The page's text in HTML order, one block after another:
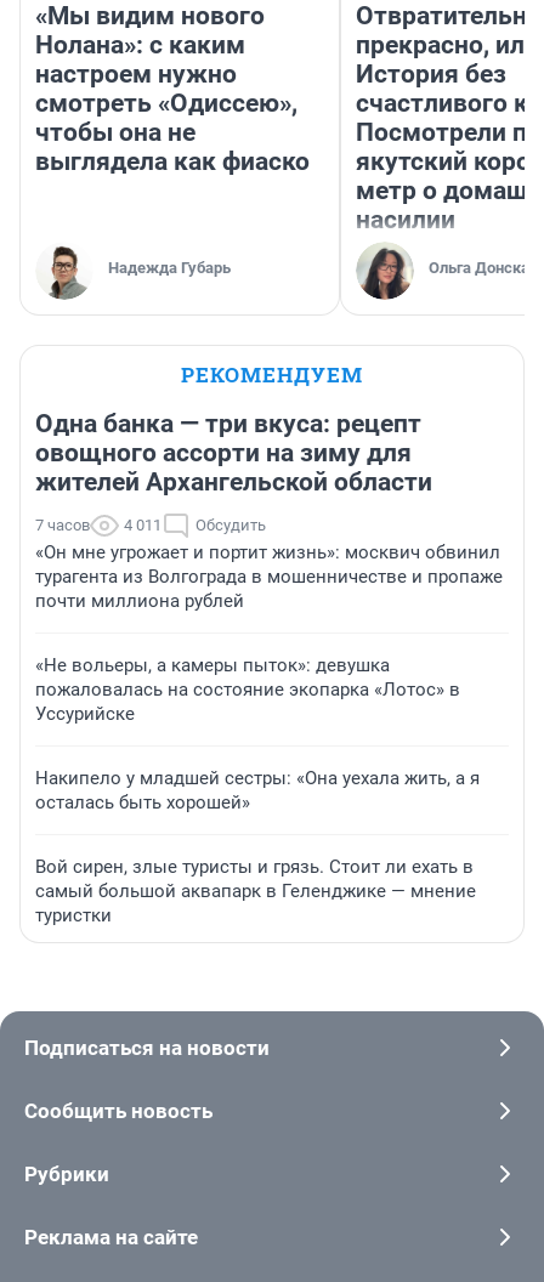
«Мы видим нового
Нолана»: с каким
настроем нужно
смотреть «Одиссею»,
чтобы она не
выглядела как фиаско
Надежда Губарь
Отвратительно
прекрасно, или
История без
счастливого
Посмотрели
якутский
метр о
насилии
Ольга Донская
РЕКОМЕНДУЕМ
Одна банка — три вкуса: рецепт
овощного ассорти на зиму для
жителей Архангельской области
7 часов 4 011 Обсудить
«Он мне угрожает и портит жизнь»: москвич обвинил
турагента из Волгограда в мошенничестве и пропаже
почти миллиона рублей
«Не вольеры, а камеры пыток»: девушка
пожаловалась на состояние экопарка «Лотос» в
Уссурийске
Накипело у младшей сестры: «Она уехала жить, а я
осталась быть хорошей»
Вой сирен, злые туристы и грязь. Стоит ли ехать в
самый большой аквапарк в Геленджике — мнение
туристки
Подписаться на новости
Сообщить новость
Рубрики
Реклама на сайте